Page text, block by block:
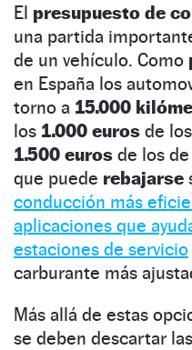
El presupuesto de
una partida
de un vehículo. Como
en España los
torno a 15.000
los 1.000 euros de
1.500 euros de los
que puede rebajarse
conducción más
aplicaciones que
estaciones de servicio
carburante más
Más allá de estas
se deben descartar